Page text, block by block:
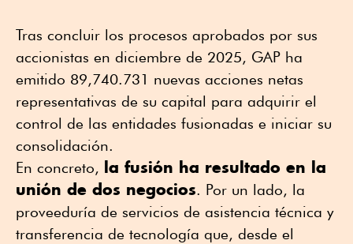
Tras concluir los procesos aprobados por sus
accionistas en diciembre de 2025, GAP ha
emitido 89,740.731 nuevas acciones netas
representativas de su capital para adquirir el
control de las entidades fusionadas e iniciar su
consolidación.
En concreto, la fusión ha resultado en la
unión de dos negocios. Por un lado, la
proveeduría de servicios de asistencia técnica y
transferencia de tecnología que, desde el